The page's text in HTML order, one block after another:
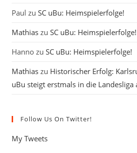
Paul zuSC uBu: Heimspielerfolge!
Mathias zuSC uBu: Heimspielerfolge!
Hanno zuSC uBu: Heimspielerfolge!
Mathias zu Historischer Erfolg:
uBu steigt erstmals in die Landesliga
Follow Us On Twitter!
My Tweets